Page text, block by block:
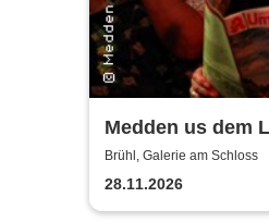
Medden us dem
jet un do jet
Brühl, Galerie am Schloss
28.11.2026